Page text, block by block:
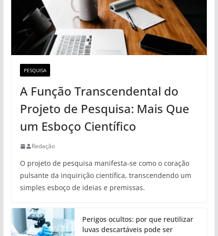
PESQUISA
A Função Transcendental do
Projeto de Pesquisa: Mais Que
um Esboço Científico
Redação
O projeto de pesquisa manifesta-se como o coração
pulsante da inquirição científica, transcendendo um
simples esboço de ideias e premissas.
Perigos ocultos: por que reutilizar
luvas descartáveis pode ser